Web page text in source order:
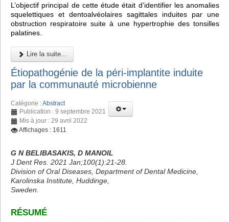
L’objectif principal de cette étude était d’identifier les anomalies
squelettiques et dentoalvéolaires sagittales induites par une
obstruction respiratoire suite à une hypertrophie des tonsilles
palatines.
Lire la suite...
Étiopathogénie de la péri-implantite induite
par la communauté microbienne
Catégorie :Abstract
Publication : 9 septembre 2021
Mis à jour : 29 avril 2022
Affichages : 1611
G N BELIBASAKIS, D MANOIL
J Dent Res. 2021 Jan;100(1):21-28.
Division of Oral Diseases, Department of Dental Medicine,
Karolinska Institute, Huddinge,
Sweden.
RÉSUMÉ